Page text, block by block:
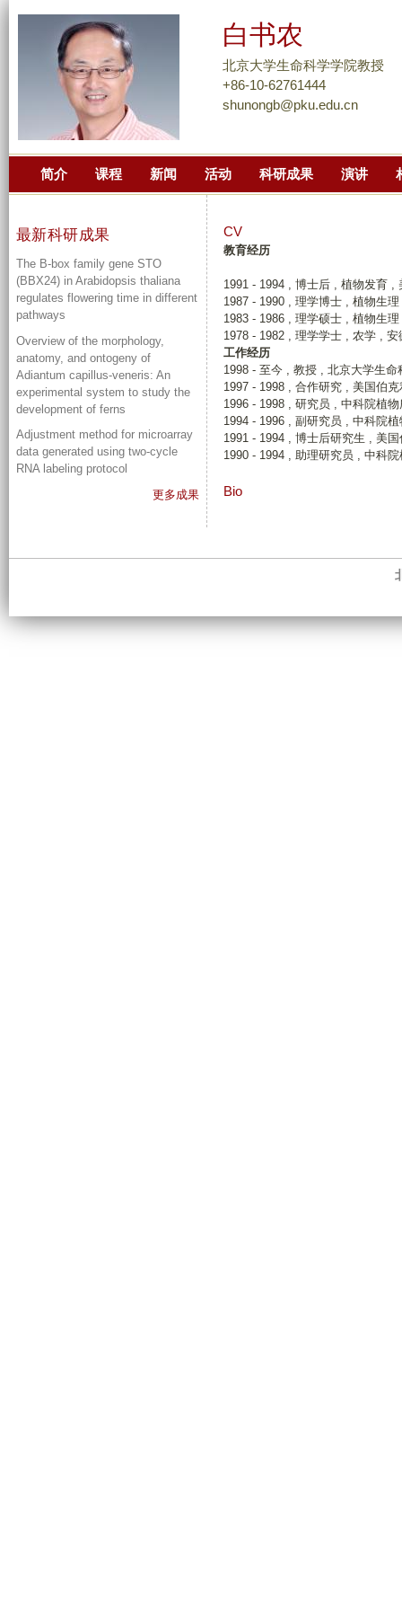
到
主
内
白书农
北京大学生命科学学院教授
+86-10-62761444
shunongb@pku.edu.cn
简介 课程 新闻 活动 科研成果 演讲
CV
教育经历
1991 - 1994 , 博士后 , 植物发育 ,
1987 - 1990 , 理学博士 , 植物生
1983 - 1986 , 理学硕士 , 植物生
1978 - 1982 , 理学学士 , 农学 , 安
工作经历
1998 - 至今 , 教授 , 北京大学生
1997 - 1998 , 合作研究 , 美国伯
1996 - 1998 , 研究员 , 中科院植
1994 - 1996 , 副研究员 , 中科院
1991 - 1994 , 博士后研究生 , 美
1990 - 1994 , 助理研究员 , 中科
Bio
最新科研成果
The B-box family gene STO
(BBX24) in Arabidopsis thaliana
regulates flowering time in different
pathways
Overview of the morphology,
anatomy, and ontogeny of
Adiantum capillus-veneris: An
experimental system to study the
development of ferns
Adjustment method for microarray
data generated using two-cycle
RNA labeling protocol
更多成果